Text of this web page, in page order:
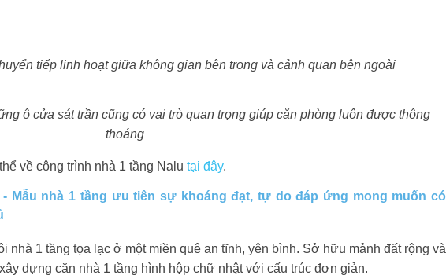
tiếp linh hoạt giữa không gian bên trong và cảnh quan bên ngoài
ô cửa sát trần cũng có vai trò quan trọng giúp căn phòng luôn được thông
thoáng
về công trình nhà 1 tầng Nalu tại đây.
Mẫu nhà 1 tầng ưu tiên sự khoáng đạt, tự do đáp ứng mong muốn có
nhà 1 tầng tọa lạc ở một miền quê an tĩnh, yên bình. Sở hữu mảnh đất rộng và
dựng căn nhà 1 tầng hình hộp chữ nhật với cấu trúc đơn giản.